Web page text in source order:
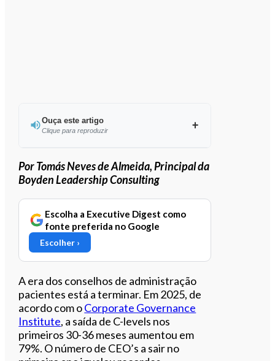
Ouça este artigo
Clique para reproduzir
Por Tomás Neves de Almeida, Principal da
Boyden Leadership Consulting
Escolha a Executive Digest como
fonte preferida no Google
Escolher ›
A era dos conselhos de administração
pacientes está a terminar. Em 2025, de
acordo com oCorporate Governance
Institute, a saída de C-levels nos
primeiros 30-36 meses aumentou em
79%. O número de CEO’s a sair no